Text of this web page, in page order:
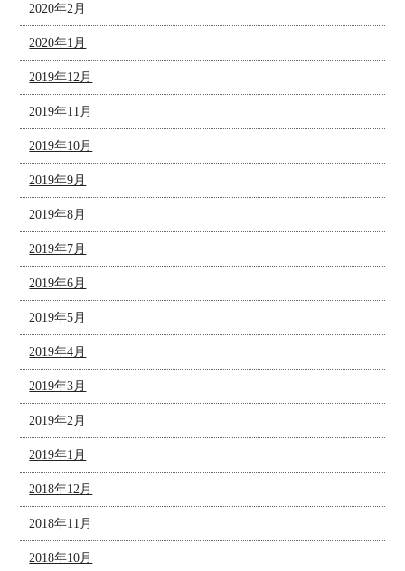
2020年2月
2020年1月
2019年12月
2019年11月
2019年10月
2019年9月
2019年8月
2019年7月
2019年6月
2019年5月
2019年4月
2019年3月
2019年2月
2019年1月
2018年12月
2018年11月
2018年10月